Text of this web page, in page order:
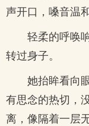
声开口，嗓音温
轻柔的呼唤
转过身子。
她抬眸看向
有思念的热切，
离，像隔着一层